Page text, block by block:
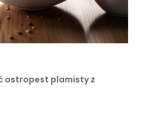
ostropest plamisty z